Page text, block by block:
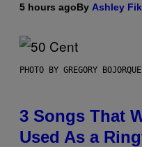
5 hours agoBy Ashley
PHOTO BY GREGORY
3 Songs That
Used As a